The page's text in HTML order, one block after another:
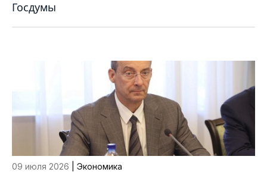
Госдумы
09 июля 2026 | Экономика